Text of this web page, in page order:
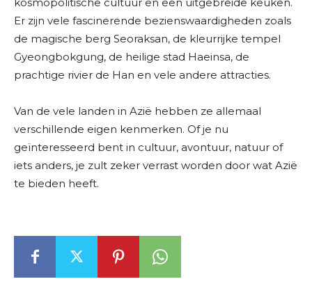
Er zijn vele fascinerende bezienswaardigheden zoals
de magische berg Seoraksan, de kleurrijke tempel
Gyeongbokgung, de heilige stad Haeinsa, de
prachtige rivier de Han en vele andere attracties.
Van de vele landen in Azië hebben ze allemaal
verschillende eigen kenmerken. Of je nu
geïnteresseerd bent in cultuur, avontuur, natuur of
iets anders, je zult zeker verrast worden door wat Azië
te bieden heeft.